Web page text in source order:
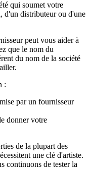
qui soumet votre
d'un distributeur ou d'une
peut vous aider à
que le nom du
du nom de la société
:
par un fournisseur
donner votre
de la plupart des
une clé d'artiste.
continuons de tester la